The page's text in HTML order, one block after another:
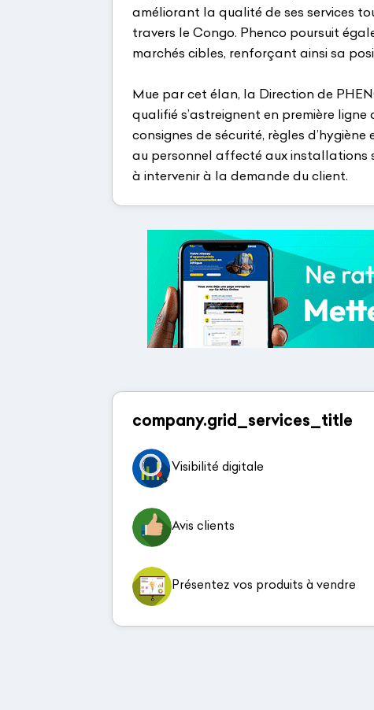
améliorant la qualité de ses services
travers le Congo. Phenco poursuit
marchés cibles, renforçant ainsi sa
Mue par cet élan, la Direction de
qualifié s’astreignent en première
consignes de sécurité, règles
au personnel affecté aux installations
à intervenir à la demande du client.
company.grid_services_title
Visibilité digitale
Avis clients
Présentez vos produits à vendre